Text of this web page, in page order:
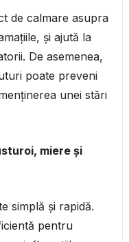
de calmare asupra
și ajută la
De asemenea,
poate preveni
unei stări
miere și
simplă și rapidă.
pentru